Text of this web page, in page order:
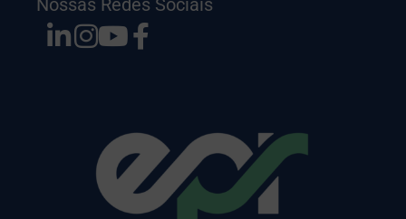
Nossas Redes Sociais